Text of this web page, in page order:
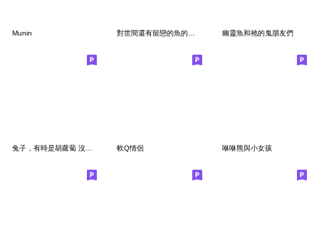
Munin 對世間還有留戀的魚的靈魂 幽靈魚和祂的鬼朋友們
軟Q情侶 咻咻熊與小女孩